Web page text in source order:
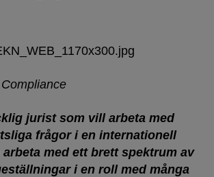
jurist som vill arbeta med
frågor i en internationell
med ett brett spektrum av
i en roll med många